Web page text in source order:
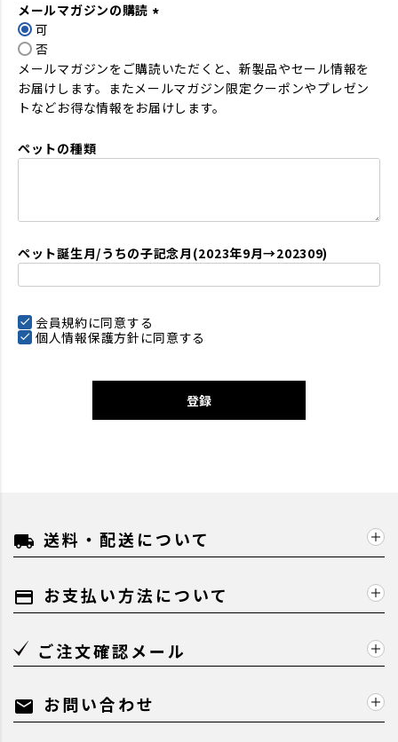
メールマガジンの購読
須
)
可
否
メールマガジンをご購読いただくと、新製品やセール情報を
お届けします。またメールマガジン限定クーポンやプレゼン
トなどお得な情報をお届けします。
ペットの種類
ペット誕生月/うちの子記念月(2023年9月→202309)
会員規約に同意する
個人情報保護方針 に同意する
登録
local_shipping 送料・配送について
payment お支払い方法について
ご注文確認メール
mail お問い合わせ